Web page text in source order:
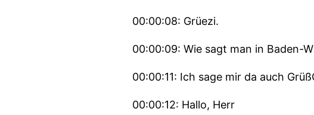
00:00:08: Grüezi.
00:00:09: Wie sagt man in Baden-
00:00:11: Ich sage mir da auch
00:00:12: Hallo, Herr